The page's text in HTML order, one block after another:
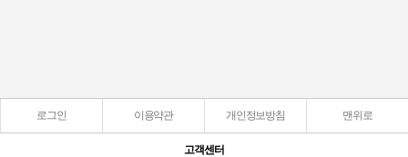
로그인 이용약관 개인정보방침 맨위로
고객센터